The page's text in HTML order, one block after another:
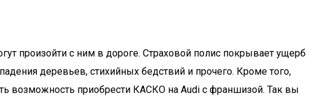
произойти с ним в дороге. Страховой полис покрывает ущерб
деревьев, стихийных бедствий и прочего. Кроме того,
возможность приобрести КАСКО на Audi с франшизой. Так вы